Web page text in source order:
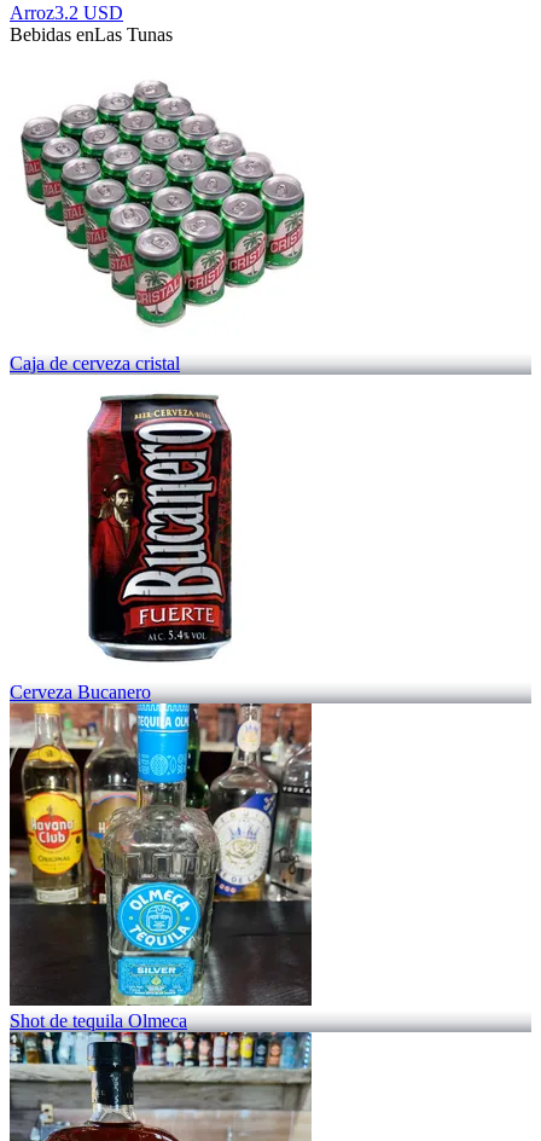
Arroz3.2 USD
Bebidas enLas Tunas
Caja de cerveza cristal
Cerveza Bucanero
Shot de tequila Olmeca